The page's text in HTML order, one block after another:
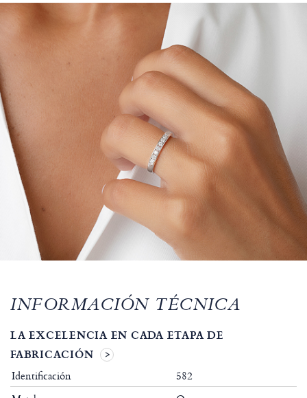
INFORMACIÓN TÉCNICA
LA EXCELENCIA EN CADA ETAPA DE
FABRICACIÓN
Identificación
582